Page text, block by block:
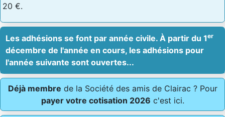
20 €.
Les adhésions se font par année civile. À partir du 1er
décembre de l'année en cours, les adhésions pour
l'année suivante sont ouvertes...
Déjà membre de la Société des amis de Clairac ? Pour
payer votre cotisation 2026 c'est ici.